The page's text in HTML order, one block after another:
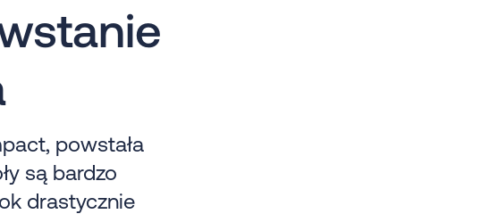
powstała
są bardzo
drastycznie